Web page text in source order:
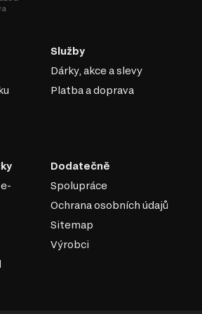
řešením v nábytkářské
PLNÉHO
Služby
Dárky, akce a slevy
Platba a doprava
Dodatečně
Spolupráce
Ochrana osobních údajů
Sitemap
Výrobci